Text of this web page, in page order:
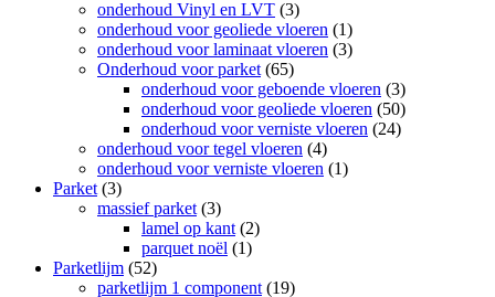
onderhoud Vinyl en LVT (3)
onderhoud voor geoliede vloeren (1)
onderhoud voor laminaat vloeren (3)
Onderhoud voor parket (65)
onderhoud voor geboende vloeren (3)
onderhoud voor geoliede vloeren (50)
onderhoud voor verniste vloeren (24)
onderhoud voor tegel vloeren (4)
onderhoud voor verniste vloeren (1)
Parket (3)
massief parket (3)
lamel op kant (2)
parquet noël (1)
Parketlijm (52)
parketlijm 1 component (19)